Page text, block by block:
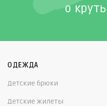
о
ОДЕЖДА
Детские брюки
Детские жилеты